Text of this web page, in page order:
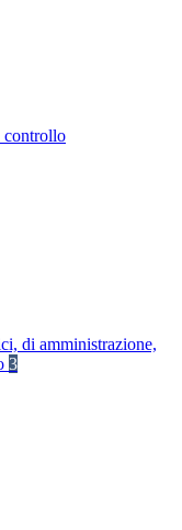
controllo
di amministrazione,
3